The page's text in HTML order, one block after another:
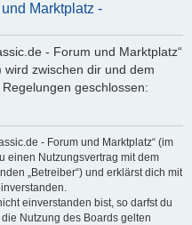
h
Marktplatz -
- Forum und Marktplatz“
wird zwischen dir und dem
geschlossen:
- Forum und Marktplatz“ (im
einen Nutzungsvertrag mit dem
„Betreiber“) und erklärst dich mit
einverstanden bist, so darfst du
Nutzung des Boards gelten